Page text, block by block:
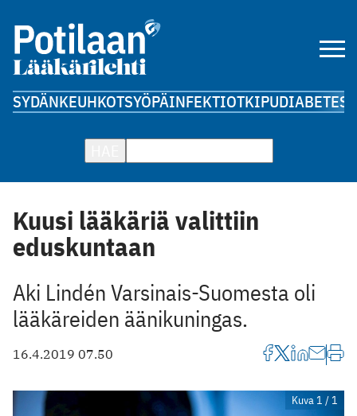
SYDÄNKEUHKOTSYÖPÄINFEKTIOTKIPUDIABETES
Kuusi lääkäriä valittiin
eduskuntaan
Aki Lindén Varsinais-Suomesta oli
lääkäreiden äänikuningas.
16.4.2019 07.50
Kuva 1 / 1